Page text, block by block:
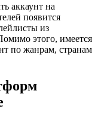
аккаунт на
появится
из
этого, имеется
по жанрам, странам